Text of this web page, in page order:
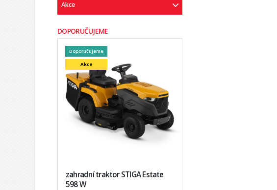
Akce
DOPORUČUJEME
Doporučujeme
Akce
zahradní traktor STIGA Estate
598 W